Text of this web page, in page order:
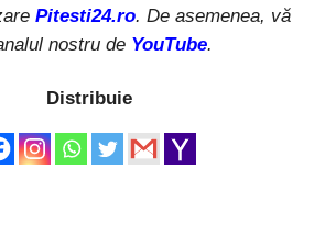
Pitesti24.ro. De asemenea, vă
nostru de YouTube.
Distribuie